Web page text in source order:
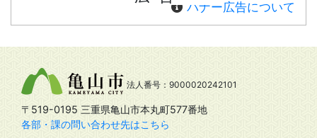
バナー広告について
法人番号：9000020242101
〒519-0195 三重県亀山市本丸町577番地
各部・課の問い合わせ先はこちら